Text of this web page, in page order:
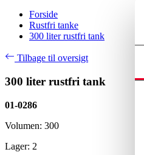
Forside
Rustfri tanke
300 liter rustfri tank
Tilbage til oversigt
300 liter rustfri tank
01-0286
Volumen: 300
Lager: 2